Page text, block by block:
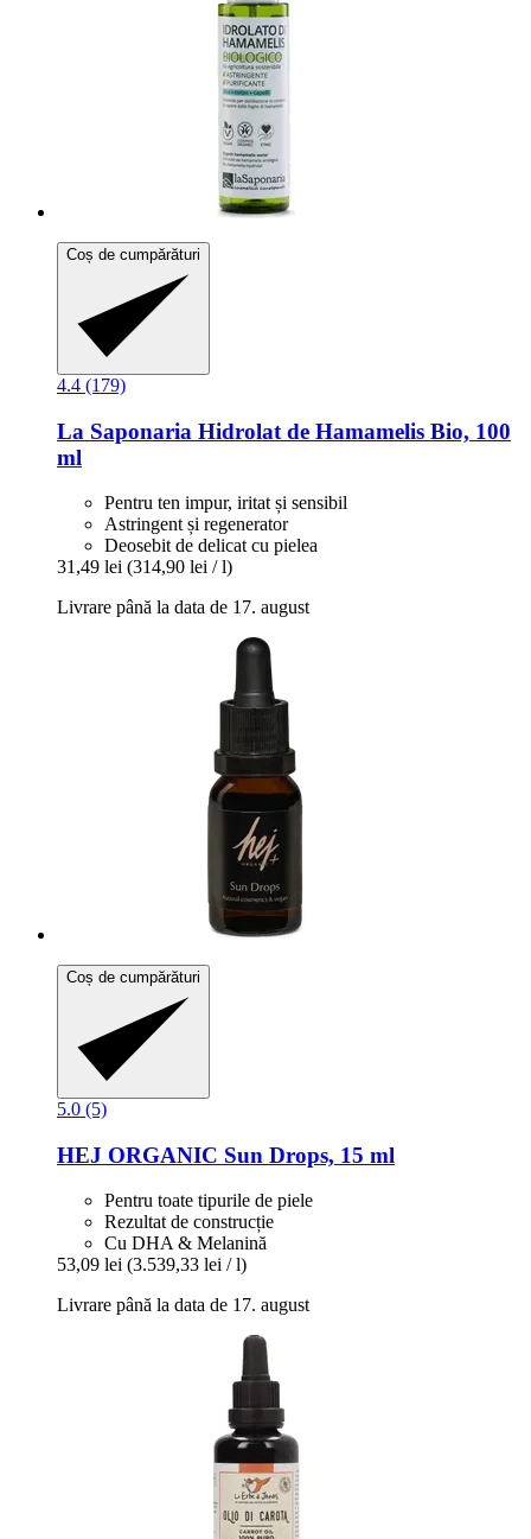
Coș de cumpărături
4.4 (179)
La Saponaria Hidrolat de Hamamelis Bio, 100
ml
Pentru ten impur, iritat și sensibil
Astringent și regenerator
Deosebit de delicat cu pielea
31,49 lei (314,90 lei / l)
Livrare până la data de 17. august
Coș de cumpărături
5.0 (5)
HEJ ORGANIC Sun Drops, 15 ml
Pentru toate tipurile de piele
Rezultat de construcție
Cu DHA & Melanină
53,09 lei (3.539,33 lei / l)
Livrare până la data de 17. august